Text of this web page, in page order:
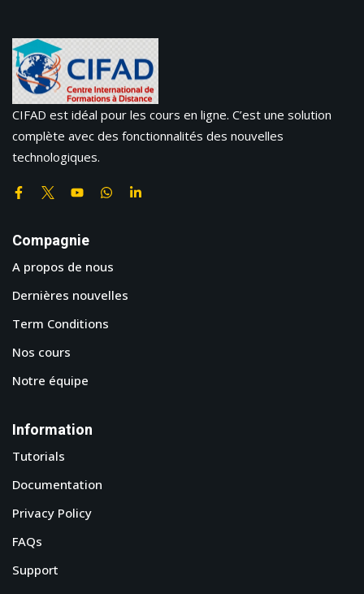
CIFAD est idéal pour les cours en ligne. C’est une solution
complète avec des fonctionnalités des nouvelles
technologiques.
Compagnie
A propos de nous
Dernières nouvelles
Term Conditions
Nos cours
Notre équipe
Information
Tutorials
Documentation
Privacy Policy
FAQs
Support